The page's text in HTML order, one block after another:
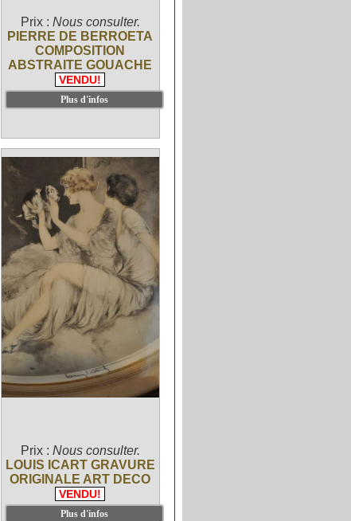
Prix : Nous consulter.
PIERRE DE BERROETA
COMPOSITION
ABSTRAITE GOUACHE
VENDU!
Prix : Nous consulter.
LOUIS ICART GRAVURE
ORIGINALE ART DECO
VENDU!